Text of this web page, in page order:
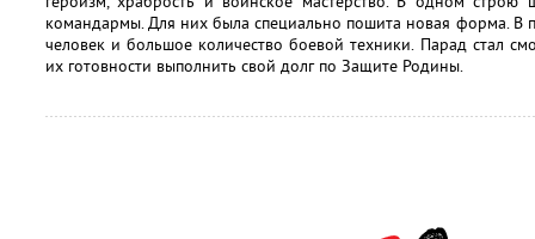
командармы. Для них была специально пошита новая форма. В
человек и большое количество боевой техники. Парад стал
их готовности выполнить свой долг по Защите Родины.